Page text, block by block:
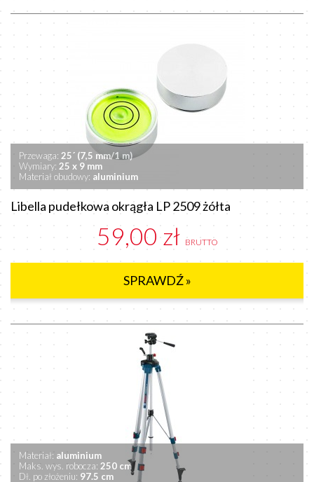
Przewaga: 25´ (7,5 mm/1 m)
Wymiary: 25 x 9 mm
Materiał obudowy: aluminium
Libella pudełkowa okrągła LP 2509 żółta
59,00 zł BRUTTO
SPRAWDŹ »
Materiał: aluminium
Maks. wys. robocza: 250 cm
Dł. po złożeniu: 97.5 cm